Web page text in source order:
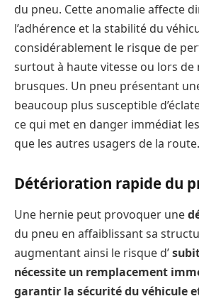
du pneu. Cette anomalie affecte
l’adhérence et la stabilité du
considérablement le risque de
surtout à haute vitesse ou lors
brusques. Un pneu présentant
beaucoup plus susceptible
ce qui met en danger immédiat
que les autres usagers de la route.
Détérioration rapide du
Une hernie peut provoquer une
du pneu en affaiblissant sa
augmentant ainsi le risque d’
nécessite un remplacement
garantir la sécurité du véhicule